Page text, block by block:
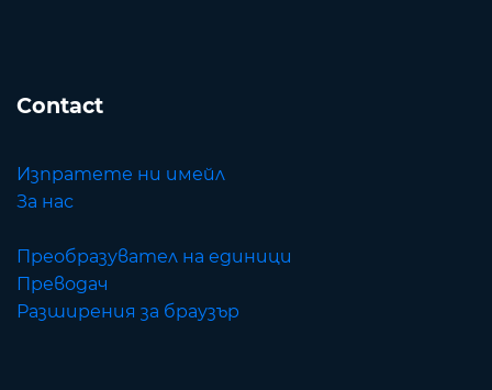
Contact
Изпратете ни имейл
За нас
Преобразувател на единици
Преводач
Разширения за браузър